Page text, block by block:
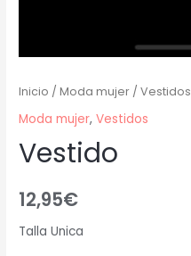
Inicio /Moda mujer /Vestidos
Moda mujer,Vestidos
Vestido
12,95€
Talla Unica